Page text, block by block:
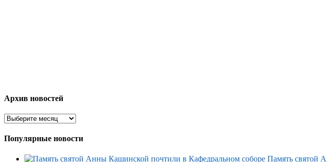
Архив новостей
Популярные новости
Память святой